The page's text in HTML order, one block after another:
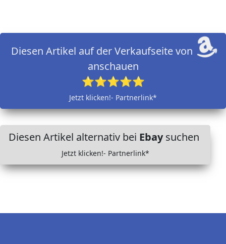
Diesen Artikel auf der Verkaufseite von
anschauen
⭐⭐⭐⭐⭐
Jetzt klicken!- Partnerlink*
Diesen Artikel alternativ bei Ebaysuchen
Jetzt klicken!- Partnerlink*